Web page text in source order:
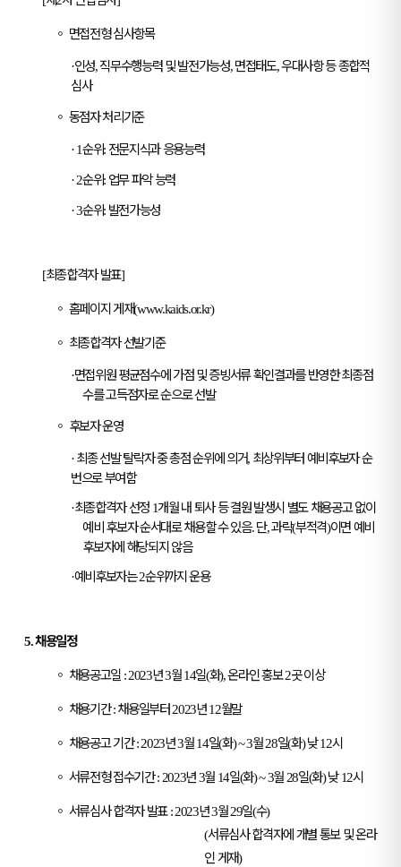
◦ 면접전형 심사항목
·인성,직무수행능력 및 발전가능성,면접태도,우대사항 등 종합적
심사
◦ 동점자 처리기준
· 1순위: 전문지식과 응용능력
· 2순위: 업무 파악 능력
· 3순위: 발전가능성
[최종합격자 발표]
◦ 홈페이지 게재(www.kaids.or.kr)
◦ 최종합격자 선발기준
·면접위원 평균점수에 가점 및 증빙서류 확인결과를 반영한 최종점
수를 고득점자로 순으로 선발
◦ 후보자 운영
·최종 선발 탈락자 중 총점 순위에 의거, 최상위부터 예비후보자 순
번으로 부여함
·최종합격자 선정 1개월 내 퇴사 등 결원 발생시 별도 채용공고 없이
예비 후보자 순서대로 채용할 수 있음.단,과락(부적격)이면 예비
후보자에 해당되지 않음
·예비후보자는2순위까지 운용
5.채용일정
◦ 채용공고일 : 2023년3월14일(화),온라인 홍보2곳 이상
◦ 채용기간:채용일부터2023년12월말
◦ 채용공고 기간: 2023년3월14일(화) ~ 3월28일(화)낮12시
◦ 서류전형 접수기간: 2023년3월 14일(화) ~ 3월 28일(화)낮12시
◦ 서류심사 합격자 발표: 2023년3월29일(수)
(서류심사 합격자에 개별 통보 및 온라
인 게재)